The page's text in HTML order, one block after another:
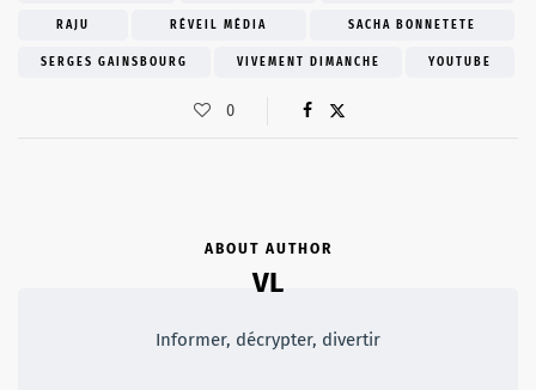
RAJU RÉVEIL MÉDIA SACHA BONNETETE
SERGES GAINSBOURG VIVEMENT DIMANCHE YOUTUBE
0
ABOUT AUTHOR
VL
Informer, décrypter, divertir